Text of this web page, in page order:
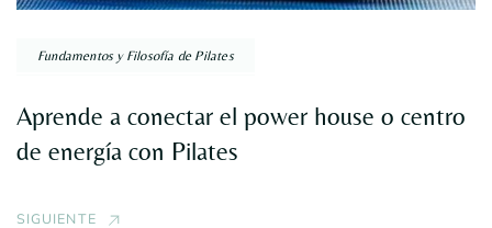
Fundamentos y Filosofía de Pilates
Aprende a conectar el power house o centro
de energía con Pilates
SIGUIENTE